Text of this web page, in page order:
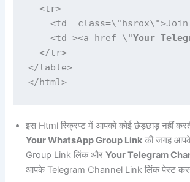
  <tr>
<td
    <td ><a href=\"
Your
  </tr>
</table>
</html>
इस Html स्क्रिप्ट में आपको कोई छेड़छाड़ नहीं
Your WhatsApp Group Link की जगह
Group Link लिंक औरYour Telegram
आपके Telegram Channel Link लिंक पेस्ट